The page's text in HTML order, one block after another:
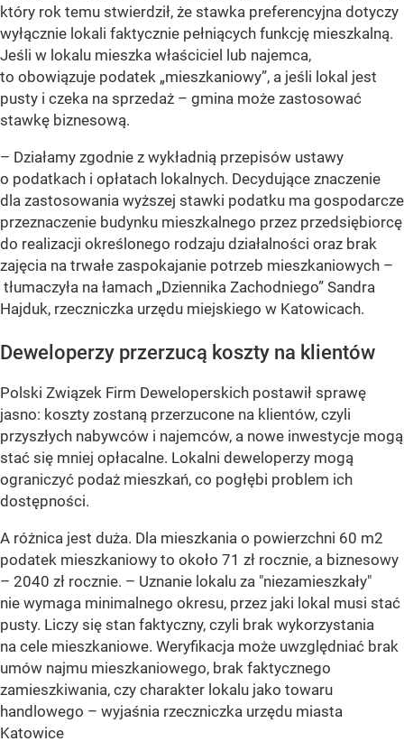
który rok temu stwierdził, że stawka preferencyjna dotyczy
wyłącznie lokali faktycznie pełniących funkcję mieszkalną.
Jeśli w lokalu mieszka właściciel lub najemca,
to obowiązuje podatek „mieszkaniowy”, a jeśli lokal jest
pusty i czeka na sprzedaż – gmina może zastosować
stawkę biznesową.
– Działamy zgodnie z wykładnią przepisów ustawy
o podatkach i opłatach lokalnych. Decydujące znaczenie
dla zastosowania wyższej stawki podatku ma gospodarcze
przeznaczenie budynku mieszkalnego przez przedsiębiorcę
do realizacji określonego rodzaju działalności oraz brak
zajęcia na trwałe zaspokajanie potrzeb mieszkaniowych –
tłumaczyła na łamach „Dziennika Zachodniego” Sandra
Hajduk, rzeczniczka urzędu miejskiego w Katowicach.
Deweloperzy przerzucą koszty na klientów
Polski Związek Firm Deweloperskich postawił sprawę
jasno: koszty zostaną przerzucone na klientów, czyli
przyszłych nabywców i najemców, a nowe inwestycje mogą
stać się mniej opłacalne. Lokalni deweloperzy mogą
ograniczyć podaż mieszkań, co pogłębi problem ich
dostępności.
A różnica jest duża. Dla mieszkania o powierzchni 60 m2
podatek mieszkaniowy to około 71 zł rocznie, a biznesowy
– 2040 zł rocznie. – Uznanie lokalu za "niezamieszkały"
nie wymaga minimalnego okresu, przez jaki lokal musi stać
pusty. Liczy się stan faktyczny, czyli brak wykorzystania
na cele mieszkaniowe. Weryfikacja może uwzględniać brak
umów najmu mieszkaniowego, brak faktycznego
zamieszkiwania, czy charakter lokalu jako towaru
handlowego – wyjaśnia rzeczniczka urzędu miasta
Katowice